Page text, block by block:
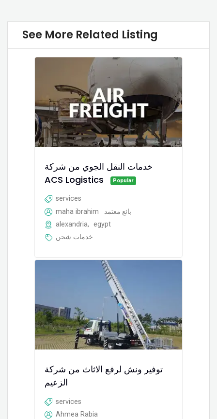
See More Related Listing
خدمات النقل الجوي من شركة
ACS Logistics
Popular
services
maha ibrahim
بائع معتمد
alexandria,
egypt
خدمات شحن
توفير ونش لرفع الاثاث من شركة
الزعيم
services
Ahmea Rabia